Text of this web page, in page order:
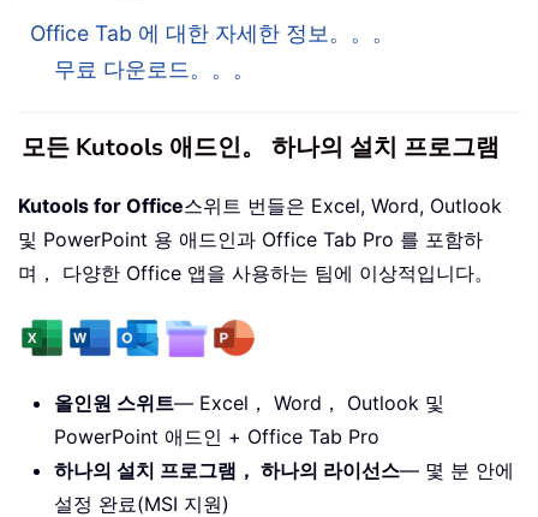
Office Tab 에 대한 자세한 정보。。。
무료 다운로드。。。
모든 Kutools 애드인。 하나의 설치 프로그램
Kutools for Office스위트 번들은 Excel, Word, Outlook
및 PowerPoint 용 애드인과 Office Tab Pro 를 포함하
며， 다양한 Office 앱을 사용하는 팀에 이상적입니다。
올인원 스위트— Excel， Word， Outlook 및
PowerPoint 애드인 + Office Tab Pro
하나의 설치 프로그램， 하나의 라이선스— 몇 분 안에
설정 완료(MSI 지원)